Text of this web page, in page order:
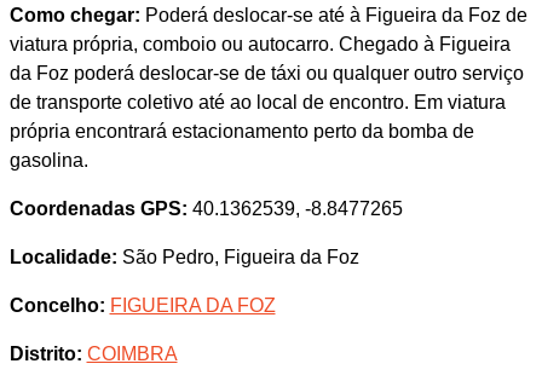
Como chegar: Poderá deslocar-se até à Figueira da Foz de
viatura própria, comboio ou autocarro. Chegado à Figueira
da Foz poderá deslocar-se de táxi ou qualquer outro serviço
de transporte coletivo até ao local de encontro. Em viatura
própria encontrará estacionamento perto da bomba de
gasolina.
Coordenadas GPS: 40.1362539, -8.8477265
Localidade: São Pedro, Figueira da Foz
Concelho: FIGUEIRA DA FOZ
Distrito: COIMBRA